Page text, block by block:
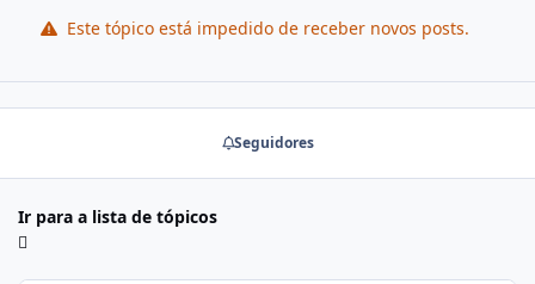
Este tópico está impedido de receber novos posts.
Seguidores
Ir para a lista de tópicos